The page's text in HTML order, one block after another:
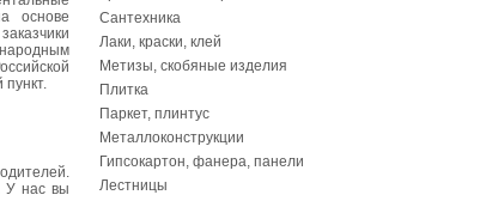
основе
У нас вы
Сантехника
Лаки, краски, клей
Метизы, скобяные изделия
Плитка
Паркет, плинтус
Металлоконструкции
Гипсокартон, фанера, панели
Лестницы